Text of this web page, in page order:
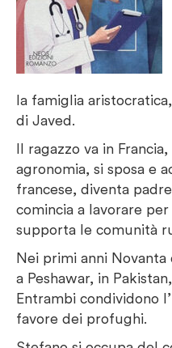
la famiglia
di Javed.
Il ragazzo va in
agronomia, si sposa e
francese, diventa
comincia a lavorare per
supporta le comunità
Nei primi anni
a Peshawar, in
Entrambi condividono
favore dei profughi.